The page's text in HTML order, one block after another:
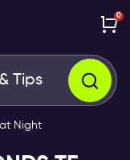
0
Night